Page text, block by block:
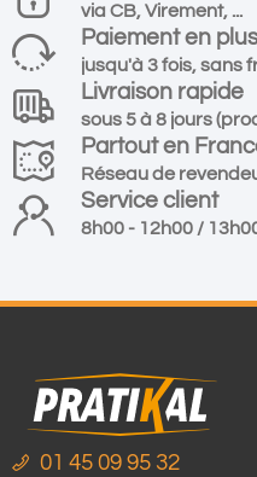
via CB, Virement, ...
Paiement en
jusqu'à 3 fois, sans
Livraison rapide
sous 5 à 8 jours
Partout en
Réseau de
Service client
8h00 - 12h00 /
01 45 09 95 32